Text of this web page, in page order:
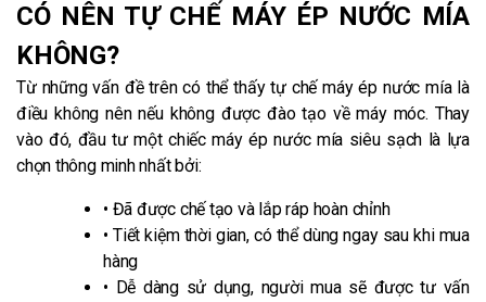
CÓ NÊN TỰ CHẾ MÁY ÉP NƯỚC MÍA
KHÔNG?
Từ những vấn đề trên có thể thấy tự chế máy ép nước mía là
điều không nên nếu không được đào tạo về máy móc. Thay
vào đó, đầu tư một chiếc máy ép nước mía siêu sạch là lựa
chọn thông minh nhất bởi:
• Đã được chế tạo và lắp ráp hoàn chỉnh
• Tiết kiệm thời gian, có thể dùng ngay sau khi mua
hàng
• Dễ dàng sử dụng, người mua sẽ được tư vấn